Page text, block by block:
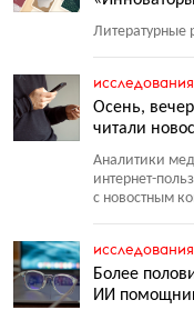
Литературные
исследования
Осень,
читали
Аналитики
интернет-
с новостным
исследования
Более
ИИ